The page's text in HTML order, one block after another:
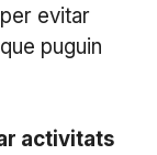
evitar
puguin
activitats